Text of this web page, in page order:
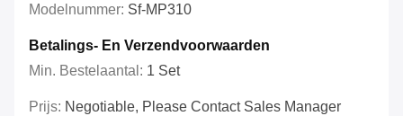
Modelnummer: Sf-MP310
Betalings- En Verzendvoorwaarden
Min. Bestelaantal: 1 Set
Prijs: Negotiable, Please Contact Sales Manager